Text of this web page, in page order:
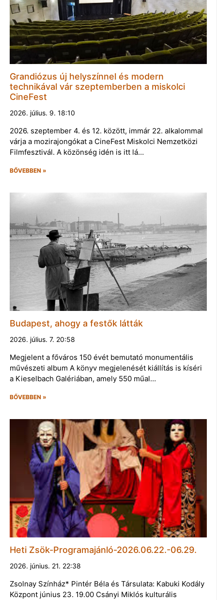
Grandiózus új helyszínnel és modern
technikával vár szeptemberben a miskolci
CineFest
2026. július. 9. 18:10
2026. szeptember 4. és 12. között, immár 22. alkalommal
várja a mozirajongókat a CineFest Miskolci Nemzetközi
Filmfesztivál. A közönség idén is itt lá…
BŐVEBBEN »
Budapest, ahogy a festők látták
2026. július. 7. 20:58
Megjelent a főváros 150 évét bemutató monumentális
művészeti album A könyv megjelenését kiállítás is kíséri
a Kieselbach Galériában, amely 550 műal…
BŐVEBBEN »
Heti Zsök-Programajánló-2026.06.22.-06.29.
2026. június. 21. 22:38
Zsolnay Színház* Pintér Béla és Társulata: Kabuki Kodály
Központ június 23. 19.00 Csányi Miklós kulturális